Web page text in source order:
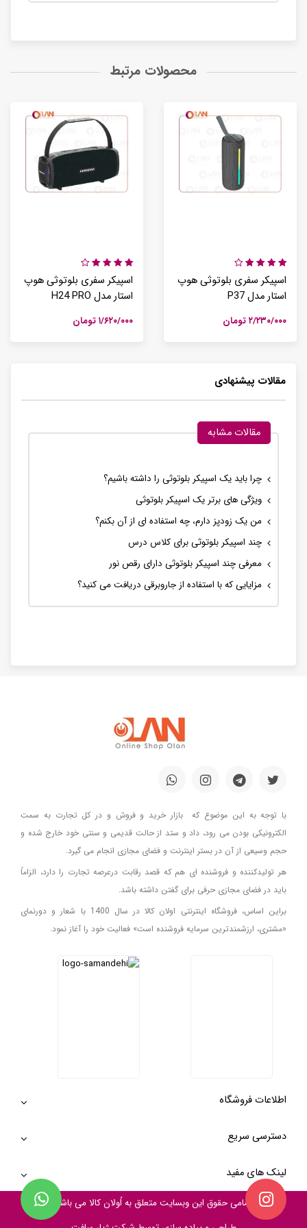
محصولات مرتبط
اسپیکر سفری بلوتوثی هوپ
استار مدل H24 PRO
۱/۶۲۰/۰۰۰ تومان
اسپیکر سفری بلوتوثی هوپ
استار مدل P37
۲/۲۳۰/۰۰۰ تومان
مقالات پیشنهادی
مقالات مشابه
چرا باید یک اسپیکر بلوتوثی را داشته باشیم؟
ویژگی های برتر یک اسپیکر بلوتوثی
من یک زودپز دارم، چه استفاده ای از آن بکنم؟
چند اسپیکر بلوتوثی برای کلاس درس
معرفی چند اسپیکر بلوتوثی دارای رقص نور
مزایایی که با استفاده از جاروبرقی دریافت می کنید؟
با توجه به این موضوع که بازار خرید و فروش و در کل تجارت به سمت
الکترونیکی بودن می رود، داد و ستد از حالت قدیمی و سنتی خود خارج شده و
حجم وسیعی از آن در بستر اینترنت و فضای مجازی انجام می گیرد.
هر تولیدکننده و فروشنده ای هم که قصد رقابت درعرصه تجارت را دارد، الزاماً
باید در فضای مجازی حرفی برای گفتن داشته باشد.
براین اساس، فروشگاه اینترنتی اولان کالا در سال 1400 با شعار و دورنمای
«مشتری، ارزشمندترین سرمایه فروشنده است» فعالیت خود را آغاز نمود.
اطلاعات فروشگاه
دسترسی سریع
لینک های مفید
تمامی حقوق این وبسایت متعلق بهاُولان کالامی باشد